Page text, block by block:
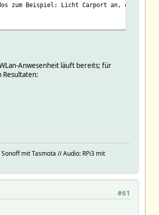
zum Beispiel: Licht Carport an, ein,
Anwesenheit läuft bereits; für
Resultaten:
mit Tasmota // Audio: RPi3 mit
#61